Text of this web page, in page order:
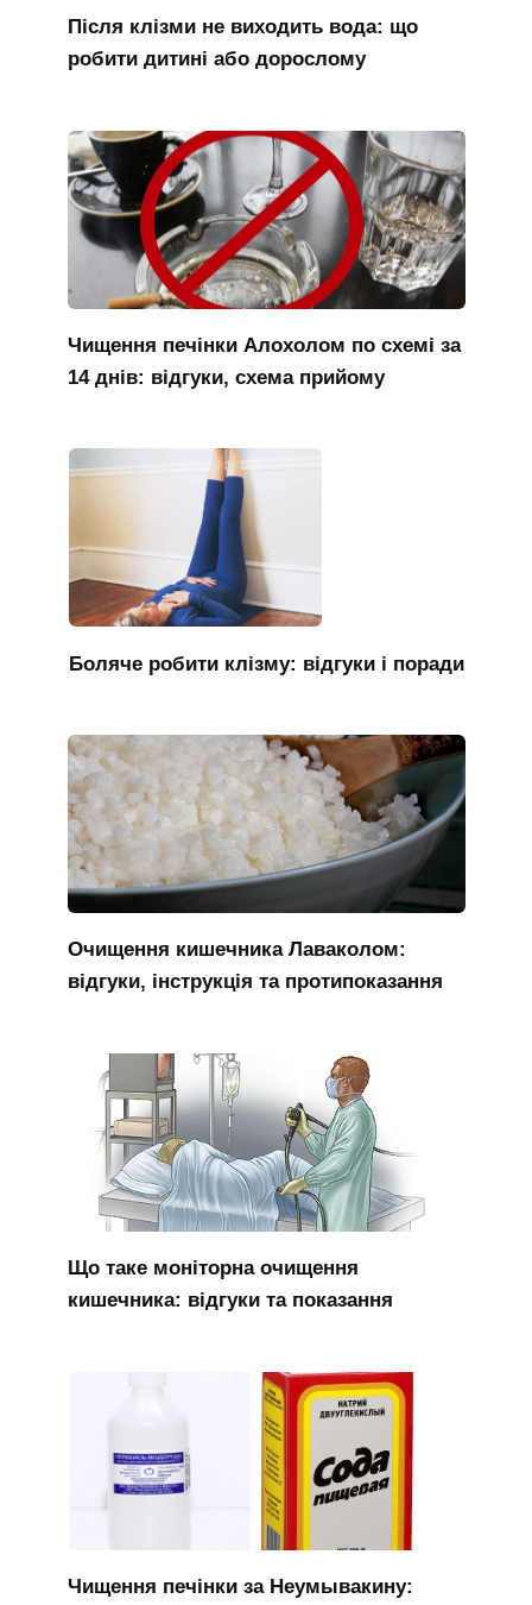
Після клізми не виходить вода: що
робити дитині або дорослому
Чищення печінки Алохолом по схемі за
14 днів: відгуки, схема прийому
Боляче робити клізму: відгуки і поради
Очищення кишечника Лаваколом:
відгуки, інструкція та протипоказання
Що таке моніторна очищення
кишечника: відгуки та показання
Чищення печінки за Неумывакину: